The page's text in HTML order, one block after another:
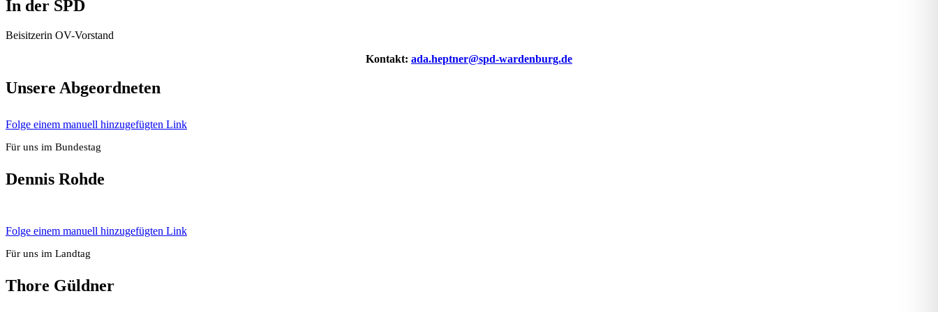
In der SPD
Bei­sit­ze­rin OV-Vor­stand
Kon­takt: ada.heptner@spd-wardenburg.de
Unse­re Abge­ord­ne­ten
Fol­ge einem manu­ell hin­zu­ge­füg­ten Link
Für uns im Bun­des­tag
Den­nis Roh­de
Fol­ge einem manu­ell hin­zu­ge­füg­ten Link
Für uns im Land­tag
Tho­re Güld­ner